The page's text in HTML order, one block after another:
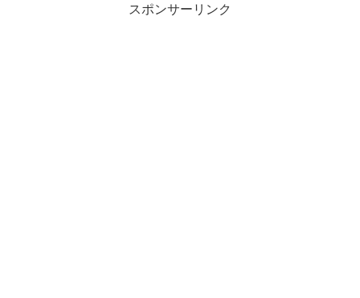
スポンサーリンク